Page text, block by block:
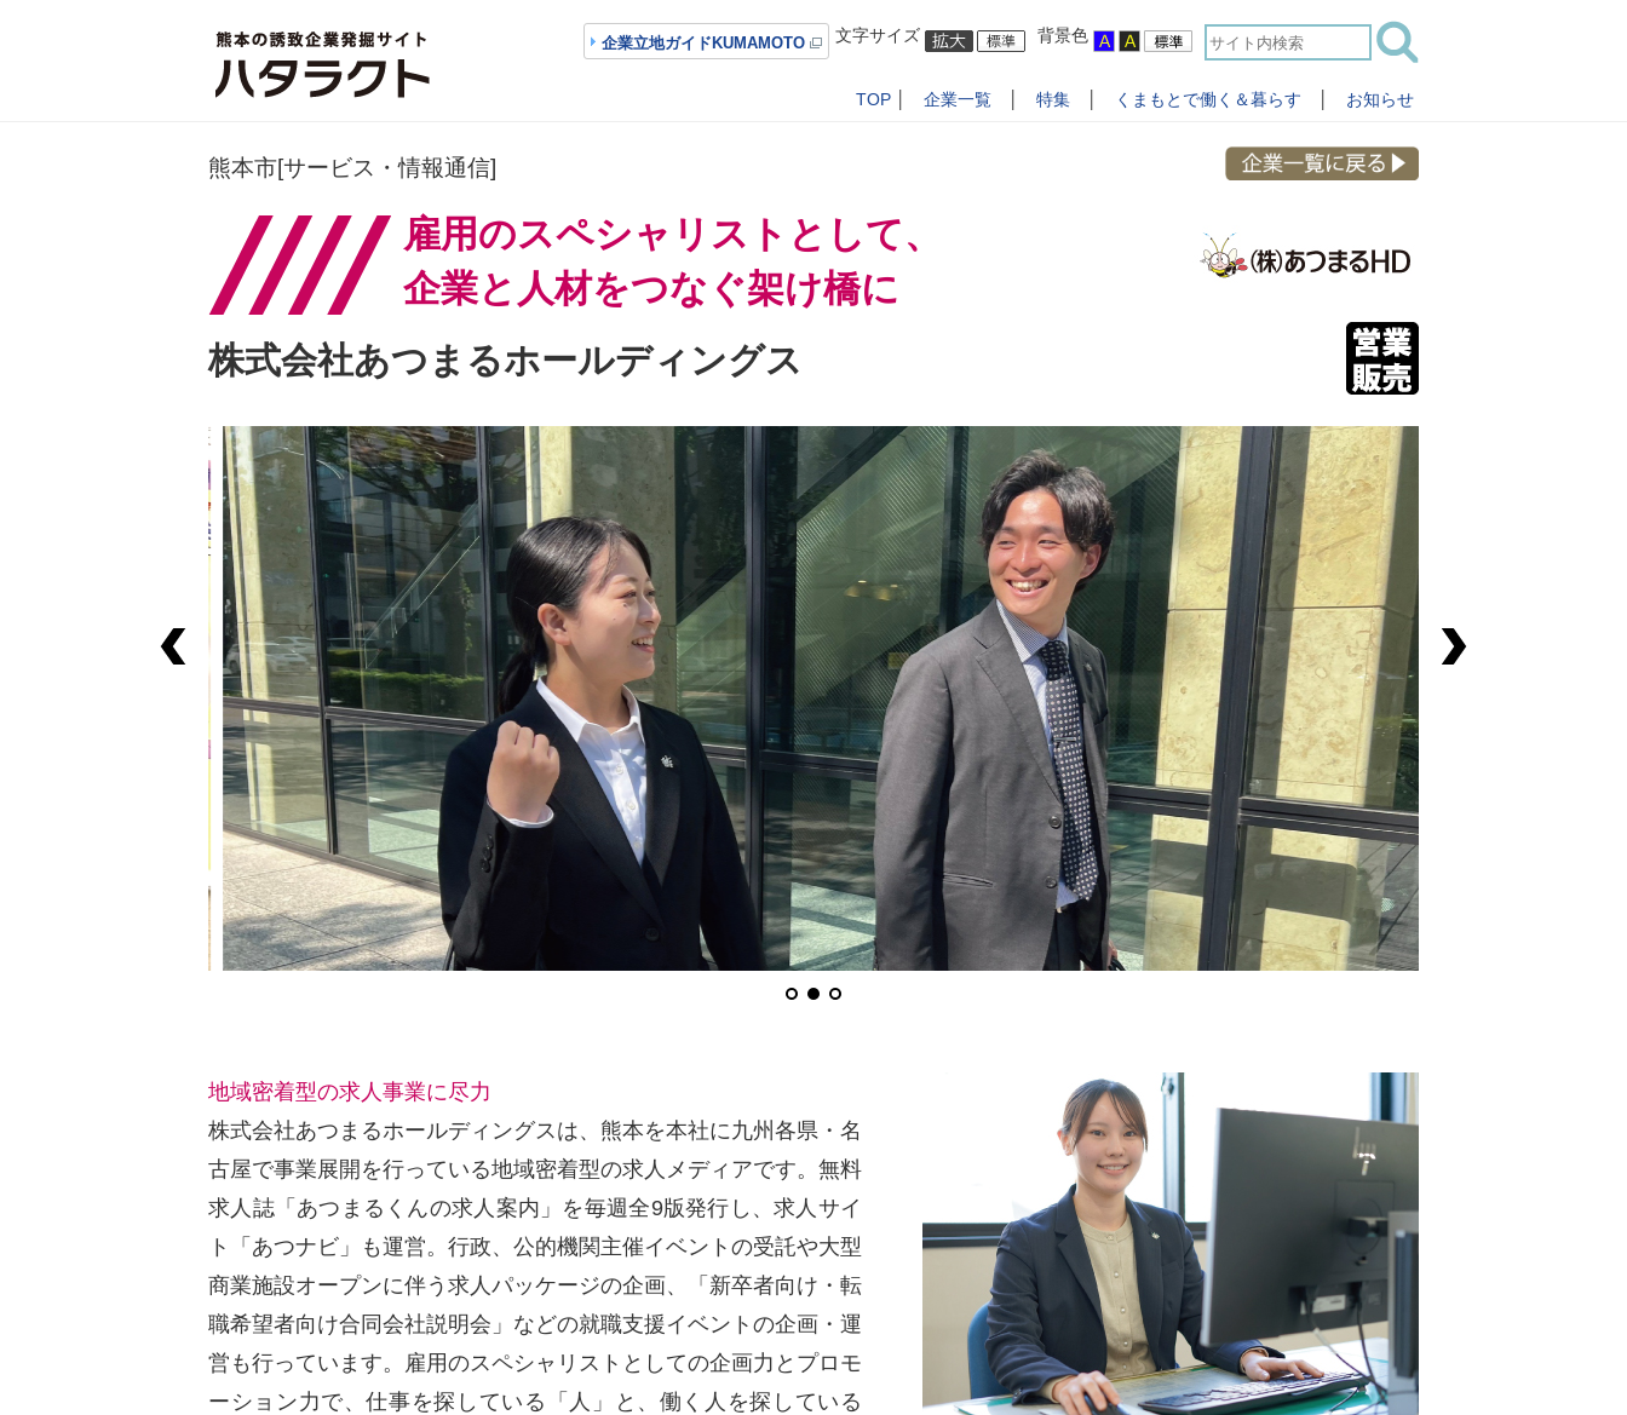
企業立地ガイドKUMAMOTO 文字サイズ 背景色
TOP 企業一覧 特集 くまもとで働く＆暮らす お知らせ
熊本市[サービス・情報通信]
雇用のスペシャリストとして、
企業と人材をつなぐ架け橋に
株式会社あつまるホールディングス
地域密着型の求人事業に尽力
株式会社あつまるホールディングスは、熊本を本社に九州各県・名
古屋で事業展開を行っている地域密着型の求人メディアです。無料
求人誌「あつまるくんの求人案内」を毎週全9版発行し、求人サイ
ト「あつナビ」も運営。行政、公的機関主催イベントの受託や大型
商業施設オープンに伴う求人パッケージの企画、「新卒者向け・転
職希望者向け合同会社説明会」などの就職支援イベントの企画・運
営も行っています。雇用のスペシャリストとしての企画力とプロモ
ーション力で、仕事を探している「人」と、働く人を探している